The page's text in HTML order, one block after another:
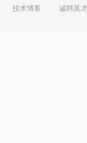
技术博客 诚聘英才